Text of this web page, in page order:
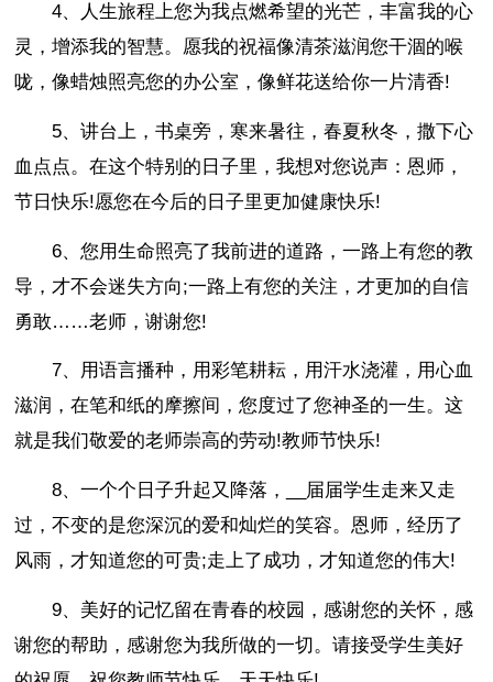
4、人生旅程上您为我点燃希望的光芒，丰富我的心
灵，增添我的智慧。愿我的祝福像清茶滋润您干涸的喉
咙，像蜡烛照亮您的办公室，像鲜花送给你一片清香!
5、讲台上，书桌旁，寒来暑往，春夏秋冬，撒下心
血点点。在这个特别的日子里，我想对您说声：恩师，
节日快乐!愿您在今后的日子里更加健康快乐!
6、您用生命照亮了我前进的道路，一路上有您的教
导，才不会迷失方向;一路上有您的关注，才更加的自信
勇敢……老师，谢谢您!
7、用语言播种，用彩笔耕耘，用汗水浇灌，用心血
滋润，在笔和纸的摩擦间，您度过了您神圣的一生。这
就是我们敬爱的老师崇高的劳动!教师节快乐!
8、一个个日子升起又降落，__届届学生走来又走
过，不变的是您深沉的爱和灿烂的笑容。恩师，经历了
风雨，才知道您的可贵;走上了成功，才知道您的伟大!
9、美好的记忆留在青春的校园，感谢您的关怀，感
谢您的帮助，感谢您为我所做的一切。请接受学生美好